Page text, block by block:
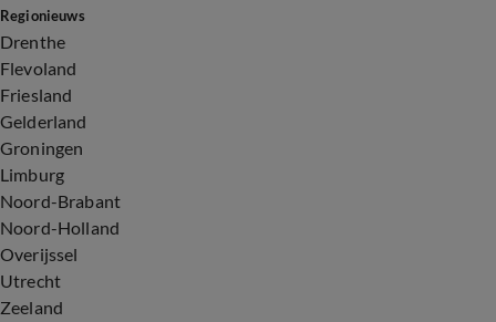
Regionieuws
Drenthe
Flevoland
Friesland
Gelderland
Groningen
Limburg
Noord-Brabant
Noord-Holland
Overijssel
Utrecht
Zeeland